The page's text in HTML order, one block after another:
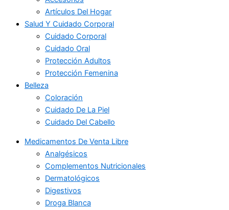
Artículos Del Hogar
Salud Y Cuidado Corporal
Cuidado Corporal
Cuidado Oral
Protección Adultos
Protección Femenina
Belleza
Coloración
Cuidado De La Piel
Cuidado Del Cabello
Medicamentos De Venta Libre
Analgésicos
Complementos Nutricionales
Dermatológicos
Digestivos
Droga Blanca